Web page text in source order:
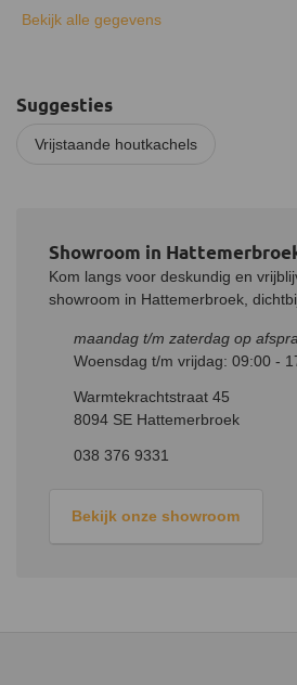
bestaan uit plaatstaal. De rest bestaat uit
Installatie van de Altech MAX H
De MAX H moet op een stevige en
De kachel dient minimaal 15 cm van
worden gezet. Bij een brandbare wand
De kachel mag alleen gestookt worden
hout. Hout met een vochtgehalte van
groot te houden als je pols.
De maximale afmeting voor zo’n blok
een langere brandtijd realiseren. Leg
Bekijk alle gegevens
Suggesties
Vrijstaande houtkachels
Showroom in
Kom langs voor deskundig en
showroom in Hattemerbroek,
maandag t/m zaterdag op
Woensdag t/m vrijdag: 09:00 -
Warmtekrachtstraat 45
8094 SE Hattemerbroek
038 376 9331
Bekijk onze showroom